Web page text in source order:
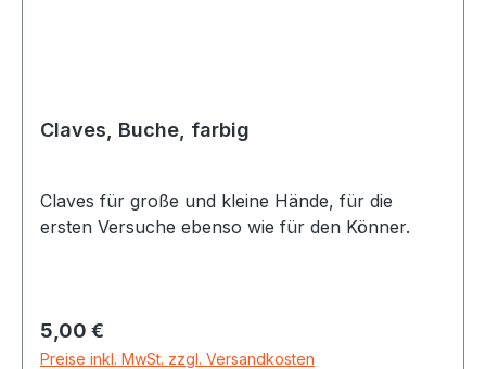
Claves, Buche, farbig
Claves für große und kleine Hände, für die
ersten Versuche ebenso wie für den Könner.
Regulärer Preis:
5,00 €
Preise inkl. MwSt. zzgl. Versandkosten